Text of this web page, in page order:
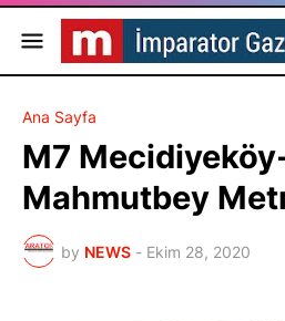
Ana Sayfa
M7
Mahmutbey
by NEWS - Ekim 28, 2020